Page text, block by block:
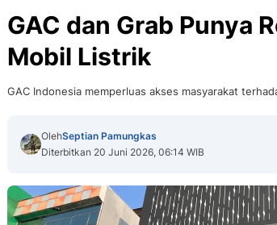
GAC dan Grab Punya
Mobil Listrik
GAC Indonesia memperluas akses masyarakat
OlehSeptian Pamungkas
Diterbitkan 20 Juni 2026, 06:14 WIB